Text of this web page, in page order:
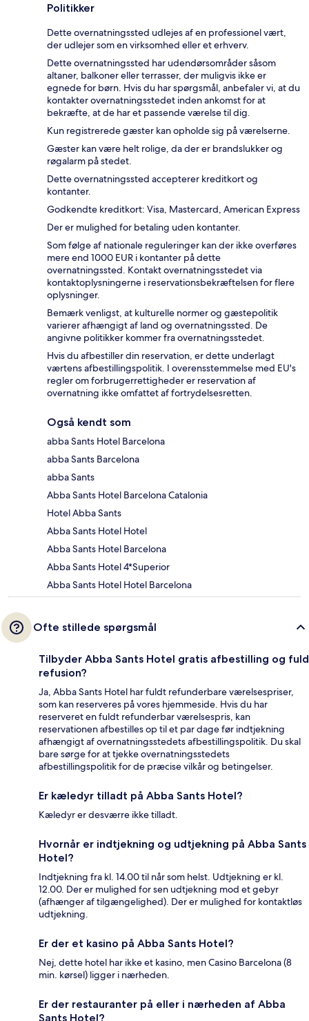
Politikker
Dette overnatningssted udlejes af en professionel vært,
der udlejer som en virksomhed eller et erhverv.
Dette overnatningssted har udendørsområder såsom
altaner, balkoner eller terrasser, der muligvis ikke er
egnede for børn. Hvis du har spørgsmål, anbefaler vi, at du
kontakter overnatningsstedet inden ankomst for at
bekræfte, at de har et passende værelse til dig.
Kun registrerede gæster kan opholde sig på værelserne.
Gæster kan være helt rolige, da der er brandslukker og
røgalarm på stedet.
Dette overnatningssted accepterer kreditkort og
kontanter.
Godkendte kreditkort: Visa, Mastercard, American Express
Der er mulighed for betaling uden kontanter.
Som følge af nationale reguleringer kan der ikke overføres
mere end 1000 EUR i kontanter på dette
overnatningssted. Kontakt overnatningsstedet via
kontaktoplysningerne i reservationsbekræftelsen for flere
oplysninger.
Bemærk venligst, at kulturelle normer og gæstepolitik
varierer afhængigt af land og overnatningssted. De
angivne politikker kommer fra overnatningsstedet.
Hvis du afbestiller din reservation, er dette underlagt
værtens afbestillingspolitik. I overensstemmelse med EU's
regler om forbrugerrettigheder er reservation af
overnatning ikke omfattet af fortrydelsesretten.
Også kendt som
abba Sants Hotel Barcelona
abba Sants Barcelona
abba Sants
Abba Sants Hotel Barcelona Catalonia
Hotel Abba Sants
Abba Sants Hotel Hotel
Abba Sants Hotel Barcelona
Abba Sants Hotel 4*Superior
Abba Sants Hotel Hotel Barcelona
Ofte stillede spørgsmål
Tilbyder Abba Sants Hotel gratis afbestilling og fuld
refusion?
Ja, Abba Sants Hotel har fuldt refunderbare værelsespriser,
som kan reserveres på vores hjemmeside. Hvis du har
reserveret en fuldt refunderbar værelsespris, kan
reservationen afbestilles op til et par dage før indtjekning
afhængigt af overnatningsstedets afbestillingspolitik. Du skal
bare sørge for at tjekke overnatningsstedets
afbestillingspolitik for de præcise vilkår og betingelser.
Er kæledyr tilladt på Abba Sants Hotel?
Kæledyr er desværre ikke tilladt.
Hvornår er indtjekning og udtjekning på Abba Sants
Hotel?
Indtjekning fra kl. 14.00 til når som helst. Udtjekning er kl.
12.00. Der er mulighed for sen udtjekning mod et gebyr
(afhænger af tilgængelighed). Der er mulighed for kontaktløs
udtjekning.
Er der et kasino på Abba Sants Hotel?
Nej, dette hotel har ikke et kasino, men Casino Barcelona (8
min. kørsel) ligger i nærheden.
Er der restauranter på eller i nærheden af Abba
Sants Hotel?